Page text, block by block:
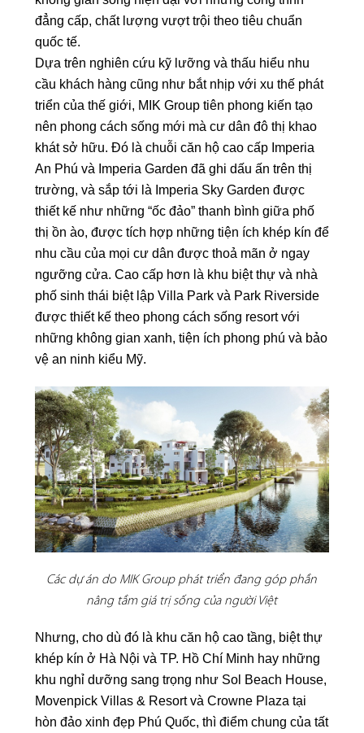
đẳng cấp, chất lượng vượt trội theo tiêu chuẩn
quốc tế.
Dựa trên nghiên cứu kỹ lưỡng và thấu hiểu nhu
cầu khách hàng cũng như bắt nhịp với xu thế phát
triển của thế giới, MIK Group tiên phong kiến tạo
nên phong cách sống mới mà cư dân đô thị khao
khát sở hữu. Đó là chuỗi căn hộ cao cấp Imperia
An Phú và Imperia Garden đã ghi dấu ấn trên thị
trường, và sắp tới là Imperia Sky Garden được
thiết kế như những “ốc đảo” thanh bình giữa phố
thị ồn ào, được tích hợp những tiện ích khép kín để
nhu cầu của mọi cư dân được thoả mãn ở ngay
ngưỡng cửa. Cao cấp hơn là khu biệt thự và nhà
phố sinh thái biệt lập Villa Park và Park Riverside
được thiết kế theo phong cách sống resort với
những không gian xanh, tiện ích phong phú và bảo
vệ an ninh kiểu Mỹ.
Các dự án do MIK Group phát triển đang góp phần
nâng tầm giá trị sống của người Việt
Nhưng, cho dù đó là khu căn hộ cao tầng, biệt thự
khép kín ở Hà Nội và TP. Hồ Chí Minh hay những
khu nghỉ dưỡng sang trọng như Sol Beach House,
Movenpick Villas & Resort và Crowne Plaza tại
hòn đảo xinh đẹp Phú Quốc, thì điểm chung của tất